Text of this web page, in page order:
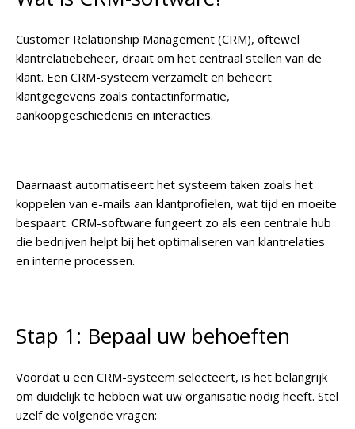
Customer Relationship Management (CRM), oftewel
klantrelatiebeheer, draait om het centraal stellen van de
klant. Een CRM-systeem verzamelt en beheert
klantgegevens zoals contactinformatie,
aankoopgeschiedenis en interacties.
Daarnaast automatiseert het systeem taken zoals het
koppelen van e-mails aan klantprofielen, wat tijd en moeite
bespaart. CRM-software fungeert zo als een centrale hub
die bedrijven helpt bij het optimaliseren van klantrelaties
en interne processen.
Stap 1: Bepaal uw behoeften
Voordat u een CRM-systeem selecteert, is het belangrijk
om duidelijk te hebben wat uw organisatie nodig heeft. Stel
uzelf de volgende vragen: